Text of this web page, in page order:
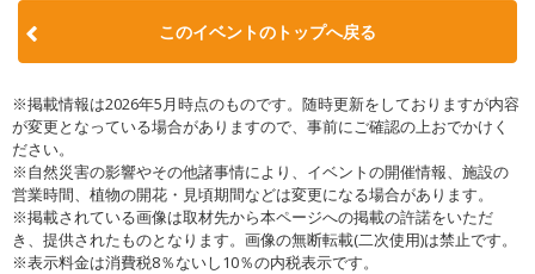
このイベントのトップへ戻る
※掲載情報は2026年5月時点のものです。随時更新をしておりますが内容
が変更となっている場合がありますので、事前にご確認の上おでかけく
ださい。
※自然災害の影響やその他諸事情により、イベントの開催情報、施設の
営業時間、植物の開花・見頃期間などは変更になる場合があります。
※掲載されている画像は取材先から本ページへの掲載の許諾をいただ
き、提供されたものとなります。画像の無断転載(二次使用)は禁止です。
※表示料金は消費税8％ないし10％の内税表示です。